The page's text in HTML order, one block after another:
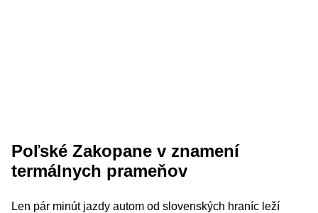
Poľské Zakopane v znamení
termálnych prameňov
Len pár minút jazdy autom od slovenských hraníc leží